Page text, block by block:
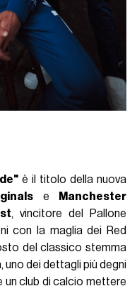
è il titolo della nuova
e
Manchester
, vincitore del Pallone
con la maglia dei Red
del classico stemma
dei dettagli più degni
un club di calcio mettere